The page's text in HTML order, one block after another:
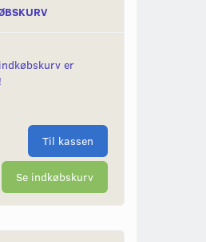
er
Til kassen
Se indkøbskurv